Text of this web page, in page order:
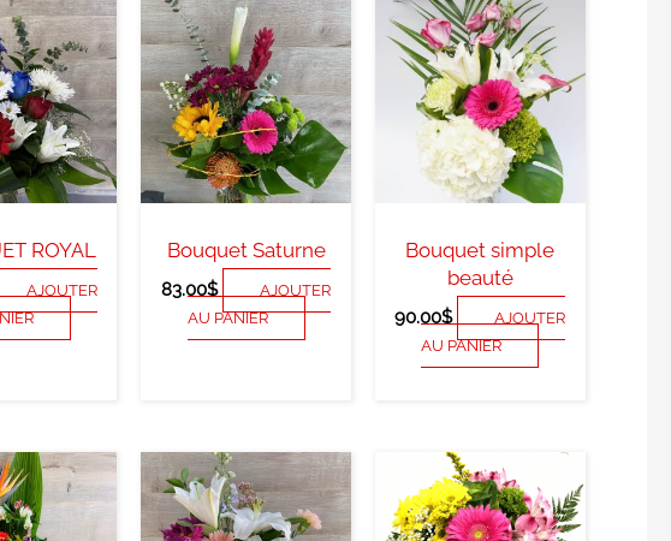
ROYAL
AJOUTER
Bouquet Saturne
83.00$
AJOUTER
AU PANIER
Bouquet simple
beauté
90.00$
AJOUTER
AU PANIER